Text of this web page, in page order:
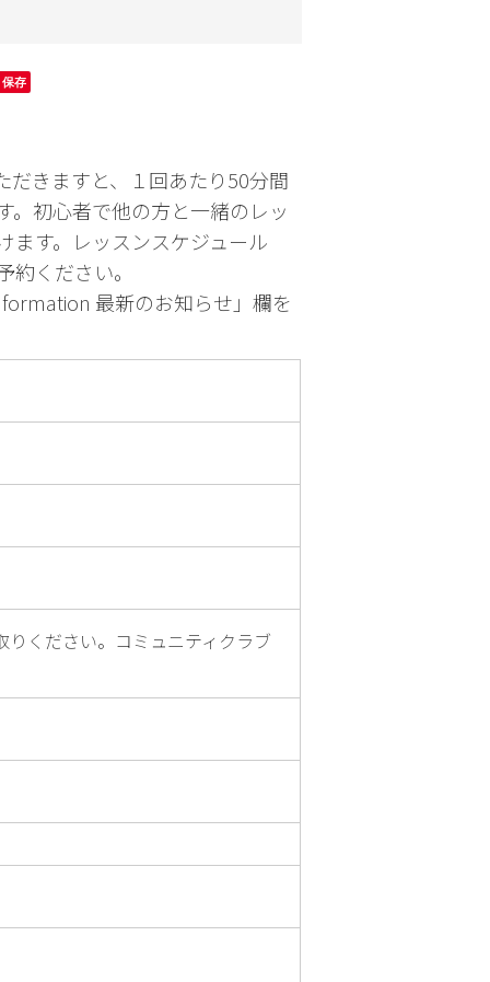
芸
保存
だきますと、１回あたり50分間
。初心者で他の方と一緒のレッ
ます。レッスンスケジュール
ください。
最新のお知らせ」欄を
ください。コミュニティクラブ